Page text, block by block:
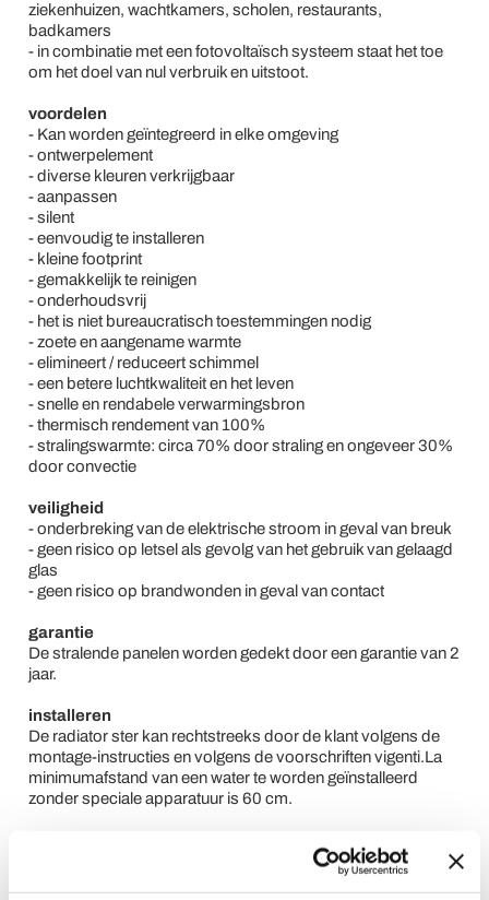
ziekenhuizen, wachtkamers, scholen, restaurants,
badkamers
- in combinatie met een fotovoltaïsch systeem staat het toe
om het doel van nul verbruik en uitstoot.
voordelen
- Kan worden geïntegreerd in elke omgeving
- ontwerpelement
- diverse kleuren verkrijgbaar
- aanpassen
- silent
- eenvoudig te installeren
- kleine footprint
- gemakkelijk te reinigen
- onderhoudsvrij
- het is niet bureaucratisch toestemmingen nodig
- zoete en aangename warmte
- elimineert / reduceert schimmel
- een betere luchtkwaliteit en het leven
- snelle en rendabele verwarmingsbron
- thermisch rendement van 100%
- stralingswarmte: circa 70% door straling en ongeveer 30%
door convectie
veiligheid
- onderbreking van de elektrische stroom in geval van breuk
- geen risico op letsel als gevolg van het gebruik van gelaagd
glas
- geen risico op brandwonden in geval van contact
garantie
De stralende panelen worden gedekt door een garantie van 2
jaar.
installeren
De radiator ster kan rechtstreeks door de klant volgens de
montage-instructies en volgens de voorschriften vigenti.La
minimumafstand van een water te worden geïnstalleerd
zonder speciale apparatuur is 60 cm.
gemaakt inItalië.
glasproducten onderworpen aan een thermische